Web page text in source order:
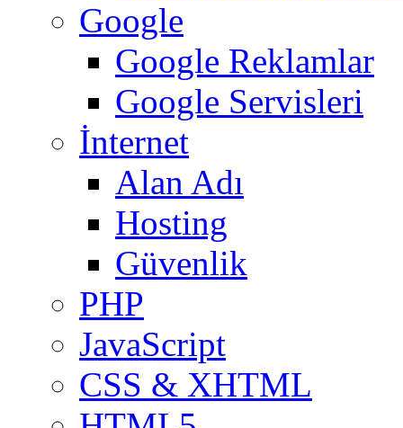
Google
Google Reklamlar
Google Servisleri
İnternet
Alan Adı
Hosting
Güvenlik
PHP
JavaScript
CSS & XHTML